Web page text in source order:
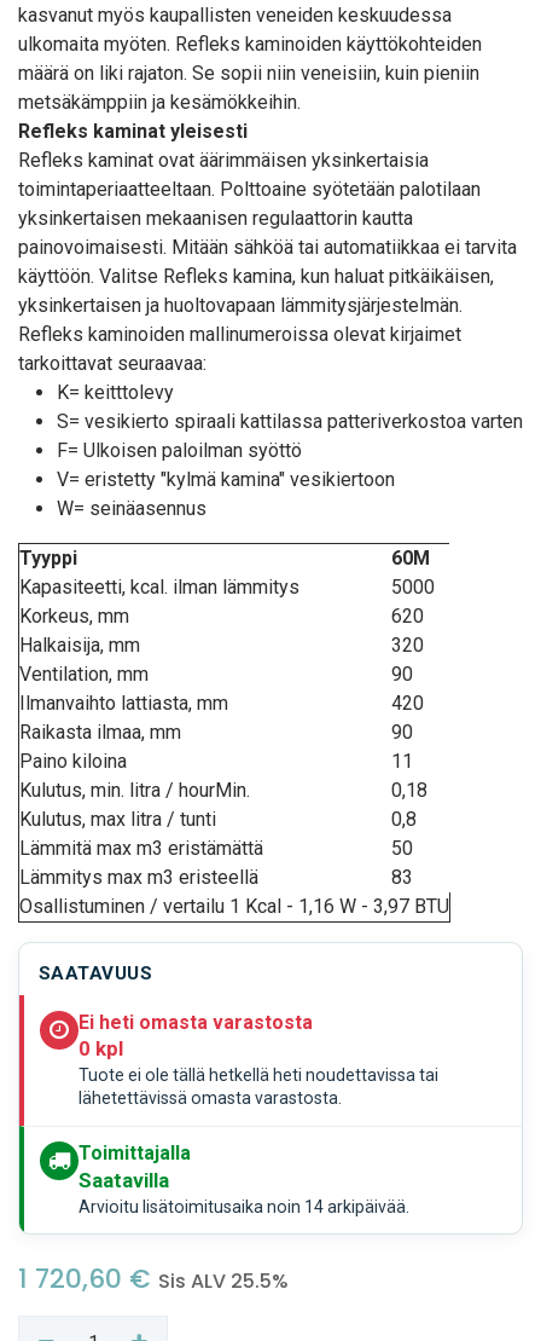
kasvanut myös kaupallisten veneiden keskuudessa
ulkomaita myöten. Refleks kaminoiden käyttökohteiden
määrä on liki rajaton. Se sopii niin veneisiin, kuin pieniin
metsäkämppiin ja kesämökkeihin.
Refleks kaminat yleisesti
Refleks kaminat ovat äärimmäisen yksinkertaisia
toimintaperiaatteeltaan. Polttoaine syötetään palotilaan
yksinkertaisen mekaanisen regulaattorin kautta
painovoimaisesti. Mitään sähköä tai automatiikkaa ei tarvita
käyttöön. Valitse Refleks kamina, kun haluat pitkäikäisen,
yksinkertaisen ja huoltovapaan lämmitysjärjestelmän.
Refleks kaminoiden mallinumeroissa olevat kirjaimet
tarkoittavat seuraavaa:
K= keitttolevy
S= vesikierto spiraali kattilassa patteriverkostoa varten
F= Ulkoisen paloilman syöttö
V= eristetty "kylmä kamina" vesikiertoon
W= seinäasennus
Tyyppi
60M
Kapasiteetti, kcal. ilman lämmitys
5000
Korkeus, mm
620
Halkaisija, mm
320
Ventilation, mm
90
Ilmanvaihto lattiasta, mm
420
Raikasta ilmaa, mm
90
Paino kiloina
11
Kulutus, min. litra / hourMin.
0,18
Kulutus, max litra / tunti
0,8
Lämmitä max m3 eristämättä
50
Lämmitys max m3 eristeellä
83
Osallistuminen / vertailu 1 Kcal - 1,16 W - 3,97 BTU
SAATAVUUS
Ei heti omasta varastosta
0 kpl
Tuote ei ole tällä hetkellä heti noudettavissa tai
lähetettävissä omasta varastosta.
Toimittajalla
Saatavilla
Arvioitu lisätoimitusaika noin 14 arkipäivää.
1 720,60 € Sis ALV 25.5%